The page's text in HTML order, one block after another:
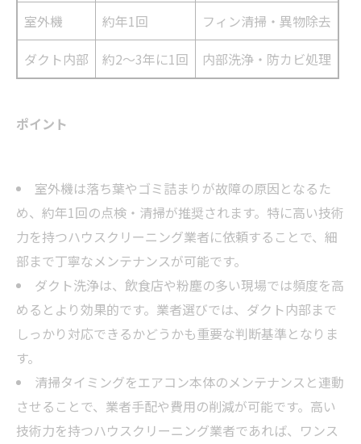
室外機
約年1回
フィン清掃・異物除去
ダクト内部
約2～3年に1回 内部洗浄・防カビ処理
ポイント
室外機は落ち葉やゴミ詰まりが故障の原因となるた
め、約年1回の点検・清掃が推奨されます。特に高い技術
力を持つハウスクリーニング業者に依頼することで、細
部まで丁寧なメンテナンスが可能です。
ダクト洗浄は、飲食店や粉塵の多い現場では頻度を高
めるとより効果的です。業者選びでは、ダクト内部まで
しっかり対応できるかどうかも重要な判断基準となりま
す。
清掃タイミングをエアコン本体のメンテナンスと連動
させることで、業者手配や費用の削減が可能です。高い
技術力を持つハウスクリーニング業者であれば、ワンス